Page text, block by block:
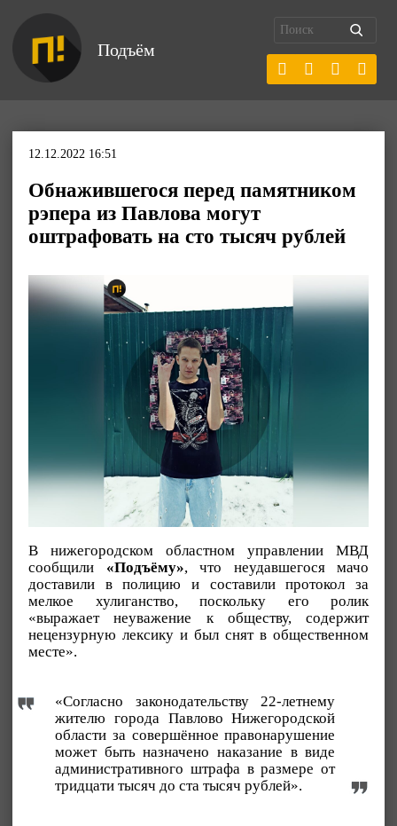
Подъём
12.12.2022 16:51
Обнажившегося перед памятником
рэпера из Павлова могут
оштрафовать на сто тысяч рублей
В нижегородском областном управлении МВД
сообщили «Подъёму», что неудавшегося мачо
доставили в полицию и составили протокол за
мелкое хулиганство, поскольку его ролик
«выражает неуважение к обществу, содержит
нецензурную лексику и был снят в общественном
месте».
«Согласно законодательству 22-летнему
жителю города Павлово Нижегородской
области за совершённое правонарушение
может быть назначено наказание в виде
административного штрафа в размере от
тридцати тысяч до ста тысяч рублей».